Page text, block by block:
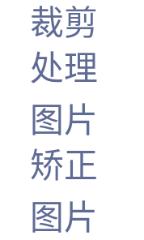
裁剪
处理
图片
矫正
图片